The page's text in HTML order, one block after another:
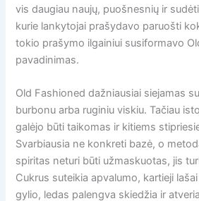
vis daugiau naujų, puošnesnių ir
kurie lankytojai prašydavo paruošti
tokio prašymo ilgainiui susiformavo
pavadinimas.
Old Fashioned dažniausiai siejamas
burbonu arba ruginiu viskiu. Tačiau
galėjo būti taikomas ir kitiems
Svarbiausia ne konkreti bazė, o
spiritas neturi būti užmaskuotas, jis
Cukrus suteikia apvalumo, kartieji
gylio, ledas palengva skiedžia ir